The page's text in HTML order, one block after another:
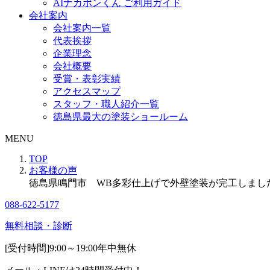
AIナカポンくん ご利用ガイド
会社案内
会社案内一覧
代表挨拶
企業理念
会社概要
受賞・表彰実績
アクセスマップ
スタッフ・職人紹介一覧
徳島県最大の塗装ショールーム
MENU
TOP
お客様の声
徳島県鳴門市 WB多彩仕上げで外壁塗装が完工しまし
088-622-5177
無料相談・診断
[受付時間]9:00～19:00年中無休